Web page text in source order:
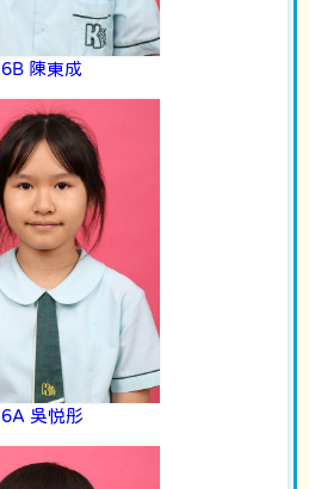
6B 陳東成
6A 吳悦彤